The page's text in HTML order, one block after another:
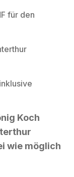
für den
Koch
wie möglich